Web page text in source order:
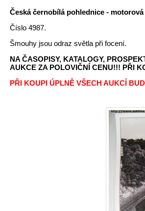
Česká černobílá pohlednice -
Číslo 4987.
Šmouhy jsou odraz světla při focení.
NA ČASOPISY, KATALOGY,
AUKCE ZA POLOVIČNÍ CENU!!! PŘI
PŘI KOUPI ÚPLNĚ VŠECH AUKCÍ